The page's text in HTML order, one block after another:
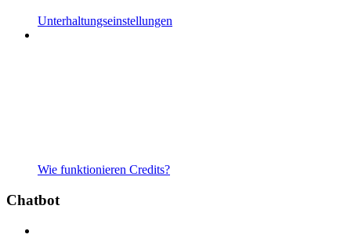
Unterhaltungseinstellungen
Wie funktionieren Credits?
Chatbot